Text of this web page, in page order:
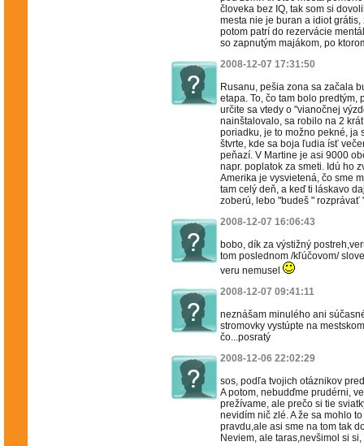
človeka bez IQ, tak som si
mesta nie je buran a idiot
potom patrí do rezervácie
so zapnutým majákom, po
2008-12-07 17:31:50
Rusanu, pešia zona sa začala
etapa. To, čo tam bolo predtým,
určite sa vtedy o "vianočnej
nainštalovalo, sa robilo na 2
poriadku, je to možno pekné, ja
štvrte, kde sa boja ľudia ísť
peňazí. V Martine je asi 9000
napr. poplatok za smeti. Idú ho
Amerika je vysvietená, čo sme
tam celý deň, a keď ti láskavo
zoberú, lebo "budeš " rozprávať
2008-12-07 16:06:43
bobo, dík za výstižný
tom poslednom /kľúčovom/
veru nemusel
2008-12-07 09:41:11
neznášam minulého ani
stromovky vystúpte na
čo...posratý
2008-12-06 22:02:29
sos, podľa tvojich otáznikov
A potom, nebudďme prudérni,
prežívame, ale prečo si tie
nevidím nič zlé. A že sa mohlo
pravdu,ale asi sme na tom tak
Neviem, ale taras,nevšimol si